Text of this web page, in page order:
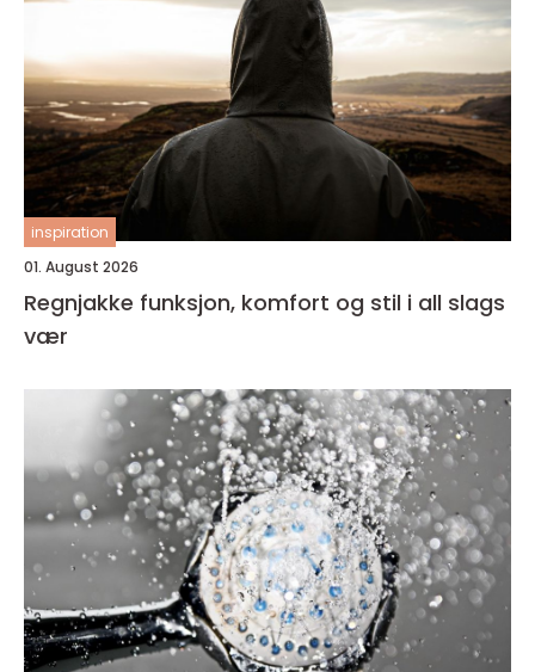
inspiration
01. August 2026
Regnjakke funksjon, komfort og stil i all slags
vær